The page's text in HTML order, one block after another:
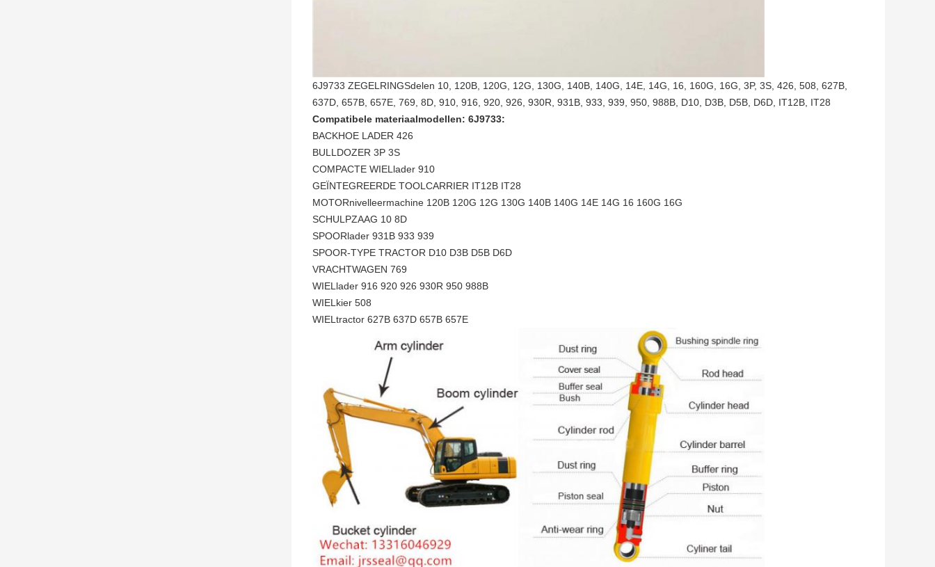
6J9733 ZEGELRINGSdelen 10, 120B, 120G, 12G, 130G, 140B, 140G, 14E, 14G, 16, 160G, 16G, 3P, 3S, 426, 508, 627B,
637D, 657B, 657E, 769, 8D, 910, 916, 920, 926, 930R, 931B, 933, 939, 950, 988B, D10, D3B, D5B, D6D, IT12B, IT28
Compatibele materiaalmodellen: 6J9733:
BACKHOE LADER 426
BULLDOZER 3P 3S
COMPACTE WIELlader 910
GEÏNTEGREERDE TOOLCARRIER IT12B IT28
MOTORnivelleermachine 120B 120G 12G 130G 140B 140G 14E 14G 16 160G 16G
SCHULPZAAG 10 8D
SPOORlader 931B 933 939
SPOOR-TYPE TRACTOR D10 D3B D5B D6D
VRACHTWAGEN 769
WIELlader 916 920 926 930R 950 988B
WIELkier 508
WIELtractor 627B 637D 657B 657E